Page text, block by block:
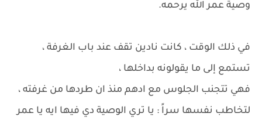
وصية عمر الله يرحمه.
في ذلك الوقت ، كانت نادين تقف عند باب الغرفة ،
تستمع إلى ما يقولونه بداخلها ،
فهي تتجنب الجلوس مع ادهم منذ ان طردها من غرفته ،
لتخاطب نفسها سراً : يا تري الوصية دي فيها ايه يا عمر